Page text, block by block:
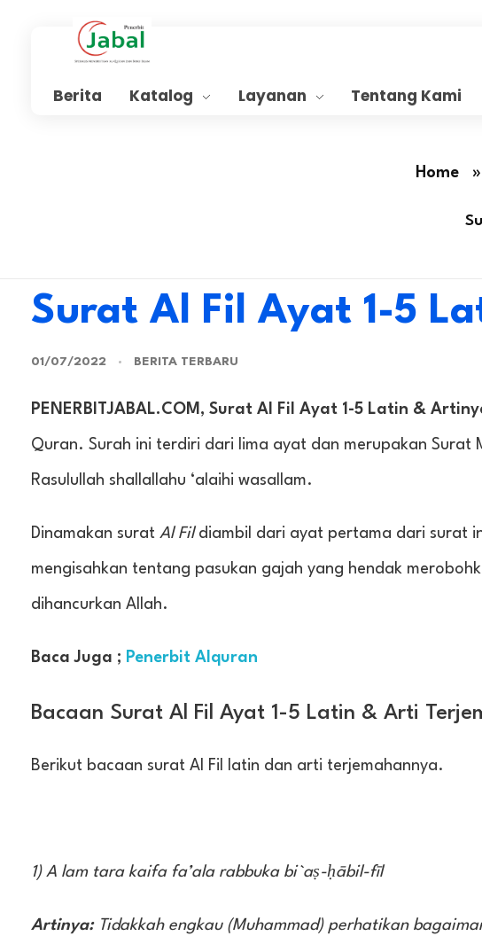
Berita Katalog Layanan Tentang Kami
Home »
Surat Al Fil Ayat 1-5
01/07/2022 BERITA TERBARU
PENERBITJABAL.COM, Surat Al Fil Ayat 1-5 Latin &
Quran. Surah ini terdiri dari lima ayat dan merupakan Surat
Rasulullah shallallahu ‘alaihi wasallam.
Dinamakan surat Al Fildiambil dari ayat pertama dari surat
mengisahkan tentang pasukan gajah yang hendak
dihancurkan Allah.
Baca Juga ; Penerbit Alquran
Bacaan Surat Al Fil Ayat 1-5 Latin & Arti
Berikut bacaan surat Al Fil latin dan arti terjemahannya.
1) A lam tara kaifa fa’ala rabbuka bi`aṣ-ḥābil-fīl
Artinya: Tidakkah engkau (Muhammad) perhatikan